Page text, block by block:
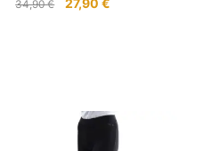
34,90€ 27,90€